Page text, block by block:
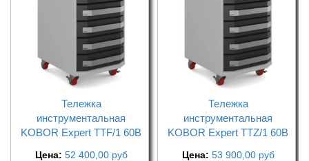
Тележка
инструментальная
KOBOR Expert TTF/1 60B
Цена: 52 400,00 руб
Тележка
инструментальная
KOBOR Expert TTZ/1 60B
Цена: 53 900,00 руб